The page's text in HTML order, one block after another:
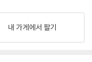
내 가게에서 팔기